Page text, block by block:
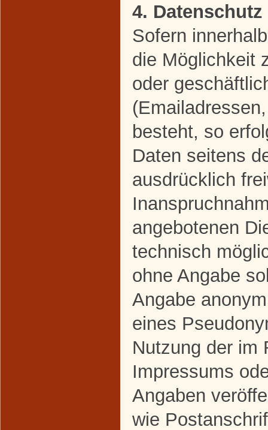
4. Datenschutz
Sofern
die Möglichkeit
oder
besteht, so
Daten seitens
ausdrücklich
angebotenen
technisch
ohne Angabe
Angabe
eines
Nutzung der im
Impressums
Angaben
wie